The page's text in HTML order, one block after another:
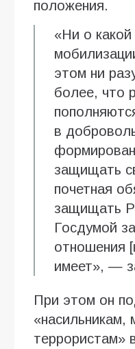
положения.
«Ни о
этом ни
более, что
в
защищать
почетная
защищать
Госдумой
отношения
имеет», —
При этом он
«насильникам,
террористам»